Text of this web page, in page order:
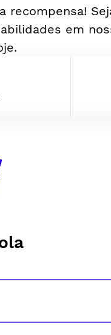
recompensa!
em